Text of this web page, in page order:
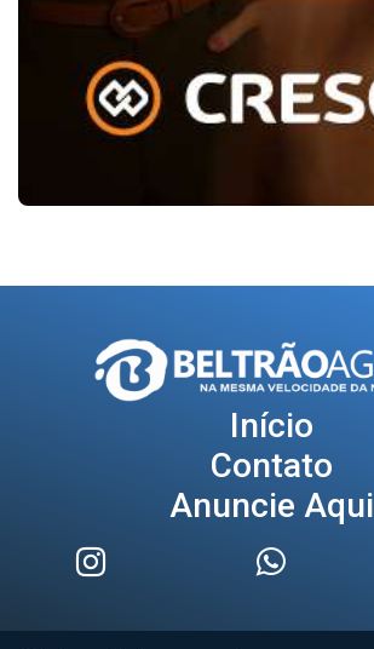
Início
Contato
Anuncie Aqui